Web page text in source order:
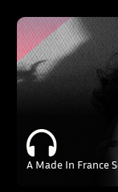
A Made In France